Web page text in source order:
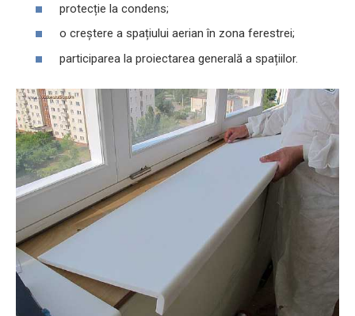
protecție la condens;
o creștere a spațiului aerian în zona ferestrei;
participarea la proiectarea generală a spațiilor.